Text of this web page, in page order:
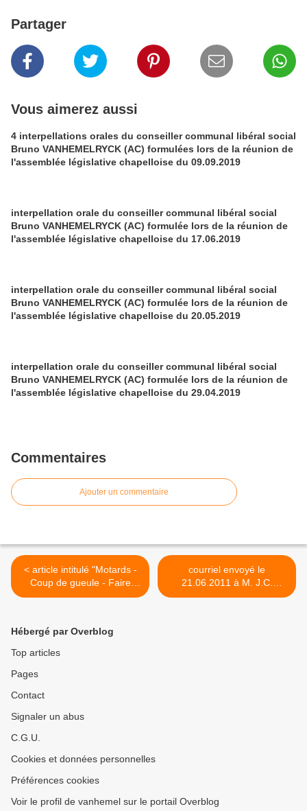
Partager
Vous aimerez aussi
4 interpellations orales du conseiller communal libéral social
Bruno VANHEMELRYCK (AC) formulées lors de la réunion de
l'assemblée législative chapelloise du 09.09.2019
interpellation orale du conseiller communal libéral social
Bruno VANHEMELRYCK (AC) formulée lors de la réunion de
l'assemblée législative chapelloise du 17.06.2019
interpellation orale du conseiller communal libéral social
Bruno VANHEMELRYCK (AC) formulée lors de la réunion de
l'assemblée législative chapelloise du 20.05.2019
interpellation orale du conseiller communal libéral social
Bruno VANHEMELRYCK (AC) formulée lors de la réunion de
l'assemblée législative chapelloise du 29.04.2019
Commentaires
Ajouter un commentaire
< article intitulé "Motards -
Coup de gueule - Faire
payer l'air des pneus: c'est
(éditions du Centre et de
Charleroi) du 17.06.2011
courriel envoyé le
21.06.2011 à M. J.C.
BOUILLON, Secrétaire
Hébergé par Overblog
Top articles
Pages
Contact
Signaler un abus
C.G.U.
Cookies et données personnelles
Préférences cookies
Voir le profil de vanhemel sur le portail Overblog